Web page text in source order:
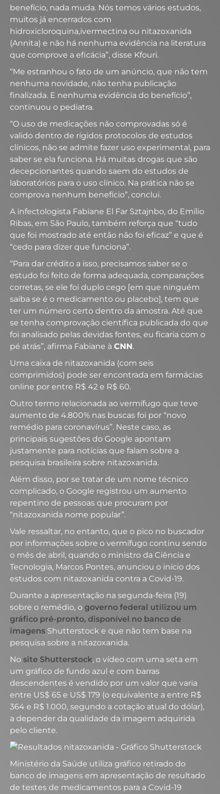
benefício, nada muda. Nós temos vários estudos,
muitos já encerrados com
hidroxicloroquina,ivermectina ou nitazoxanida
(Annita) e não há nenhuma evidência na literatura
que comprove a eficácia”, disse Kfouri.
“Me estranhou o fato de um anúncio, que não tem
nenhuma novidade, não tenha publicação
finalizada. E nenhuma evidência do benefício”,
continuou o pediatra.
“O uso de medicações não comprovadas só é
valido dentro de rígidos protocolos de estudos
clínicos, não se admite fazer uso experimental, para
saber se ela funciona. Há muitas drogas que são
decepcionantes quando saem do estudos de
laboratórios para o uso clínico. Na prática não se
comprova nenhum benefício”, conclui.
A infectologista Fabiane El Far Sztajnbo, do Emílio
Ribas, em São Paulo, também reforça que “tudo
que foi mostrado até então não foi eficaz” e que é
“cedo para dizer que funciona”.
“Para dar crédito a isso, precisamos saber se o
estudo foi feito de forma adequada, comparações
corretas, se ele foi duplo cego [em que ninguém
saiba se é o medicamento ou placebo], tem que
ter um número certo dentro da amostra. Até que
se tenha comprovação científica publicada do que
foi analisado pelas devidas fontes, eu ficaria com o
pé atrás”, afirma Fabiane à CNN.
Uma caixa de nitazoxanida (com seis
comprimidos) pode ser encontrada em farmácias
online por entre R$ 42 e R$ 60.
Outro termo relacionada ao vermífugo que teve
aumento de 4.800% nas buscas foi por “novo
remédio para coronavírus”. Neste caso, as
principais sugestões do Google apontam
justamente para notícias que falam sobre a
pesquisa brasileira sobre nitazoxanida.
Além disso, por se tratar de um nome técnico
complicado, o Google registrou um aumento
repentino de pessoas que procuram por
“nitazoxanida nome popular”.
Vale ressaltar, no entanto, que o pico no buscador
por informações sobre o vermífugo continu sendo
o mês de abril, quando o ministro da Ciência e
Tecnologia, Marcos Pontes, anunciou o início dos
estudos com nitazoxanida contra a Covid-19.
Durante a apresentação na segunda-feira (19)
sobre o remédio, o governo federal utilizou um
gráfico pré-pronto, disponível no banco de
imagens Shutterstock e que não tem base na
pesquisa sobre a nitazoxanida.
No site Shutterstock, o vídeo com uma seta em
um gráfico de fundo azul e com barras
descendentes é vendido por um valor que varia
entre US$ 65 e US$ 179 (o equivalente a entre R$
364 e R$ 1.000, segundo a cotação atual do dólar),
a depender da qualidade da imagem adquirida
pelo cliente.
Ministério da Saúde utiliza gráfico retirado do
banco de imagens em apresentação de resultado
de testes de medicamentos para a Covid-19